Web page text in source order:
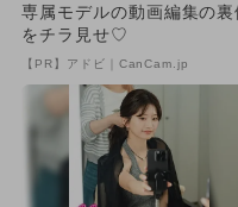
専属モデルの動画編集の裏
をチラ見せ♡
【PR】アドビ｜CanCam.jp